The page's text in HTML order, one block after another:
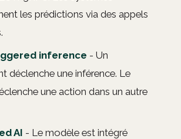
les prédictions via des appels
inference - Un
déclenche une inférence. Le
une action dans un autre
AI - Le modèle est intégré